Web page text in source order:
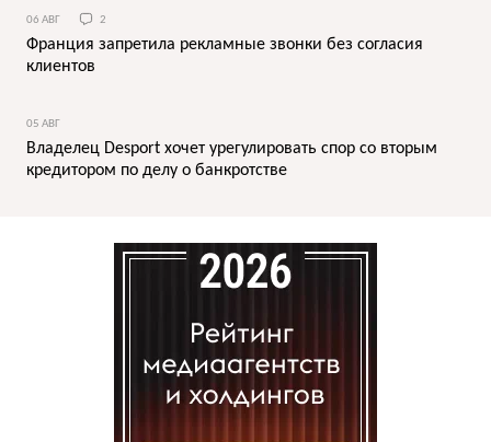
06 АВГ 2
Франция запретила рекламные звонки без согласия
клиентов
05 АВГ
Владелец Desport хочет урегулировать спор со вторым
кредитором по делу о банкротстве